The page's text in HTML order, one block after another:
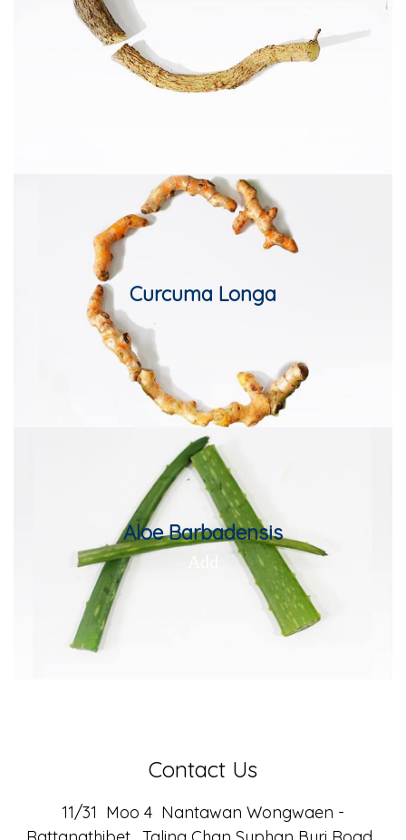
Curcuma Longa
Title Text on hover
Add your own text hover and edit here
Aloe Barbadensis
Title Text on hover
Add your own text hover and edit here
Contact Us
11/31 Moo 4 Nantawan Wongwaen -